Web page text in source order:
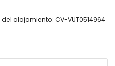
baño en suite y aire
ducha, bidé, inodoro y
alojamiento: CV-VUT0514964